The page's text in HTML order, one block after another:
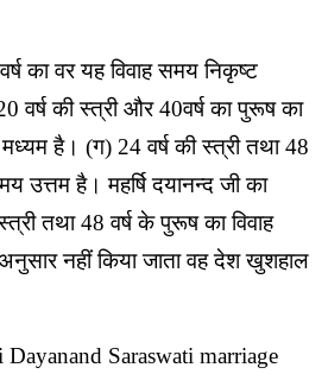
का वर यह विवाह समय निकृष्ट
वर्ष की स्त्री और 40वर्ष का पुरूष का
है। (ग) 24 वर्ष की स्त्री तथा 48
उत्तम है। महर्षि दयानन्द जी का
तथा 48 वर्ष के पुरूष का विवाह
नहीं किया जाता वह देश खुशहाल
Saraswati marriage